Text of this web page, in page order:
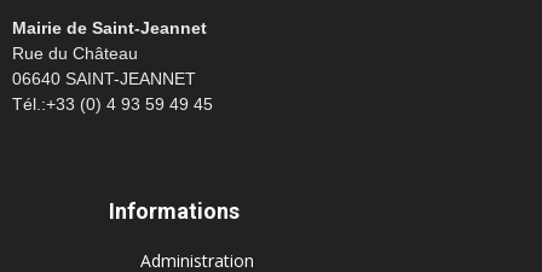
Mairie de Saint-Jeannet
Rue du Château
06640 SAINT-JEANNET
Tél.:+33 (0) 4 93 59 49 45
Informations
Administration